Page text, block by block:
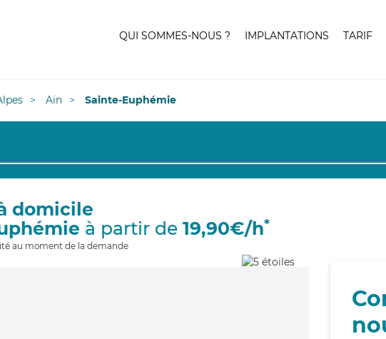
QUI SOMMES-NOUS ? IMPLANTATIONS TARIF
Ain Sainte-Euphémie
domicile
à partir de 19,90€/h*
au moment de la demande